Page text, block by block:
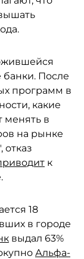
банки. После
программ в
какие
менять в
на рынке
отказ
к
18
в городе
выдал 63%
Альфа-